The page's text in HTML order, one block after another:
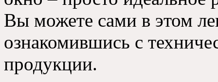
Вы можете сами в этом
ознакомившись с
продукции.